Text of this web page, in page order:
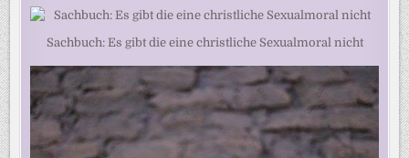
Sachbuch: Es gibt die eine christliche Sexualmoral nicht